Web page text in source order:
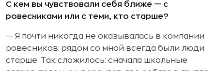
С кем вы чувствовали себя ближе — с
ровесниками или с теми, кто старше?
— Я почти никогда не оказывалась в компании
ровесников: рядом со мной всегда были люди
старше. Так сложилось: сначала школьные